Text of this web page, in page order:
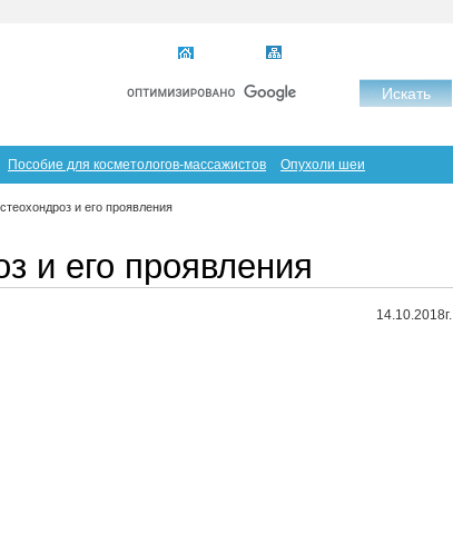
Пособие для косметологов-массажистов Опухоли шеи
и его проявления
и его проявления
14.10.2018г.